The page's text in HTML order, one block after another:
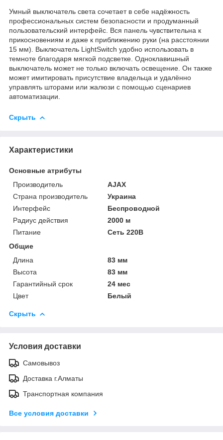
Умный выключатель света сочетает в себе надёжность
профессиональных систем безопасности и продуманный
пользовательский интерфейс. Вся панель чувствительна к
прикосновениям и даже к приближению руки (на расстоянии
15 мм). Выключатель LightSwitch удобно использовать в
темноте благодаря мягкой подсветке. Одноклавишный
выключатель может не только включать освещение. Он также
может имитировать присутствие владельца и удалённо
управлять шторами или жалюзи с помощью сценариев
автоматизации.
Скрыть
Характеристики
Основные атрибуты
Производитель
AJAX
Страна производитель
Украина
Интерфейс
Беспроводной
Радиус действия
2000 м
Питание
Сеть 220В
Общие
Длина
83 мм
Высота
83 мм
Гарантийный срок
24 мес
Цвет
Белый
Скрыть
Условия доставки
Самовывоз
Доставка г.Алматы
Транспортная компания
Все условия доставки